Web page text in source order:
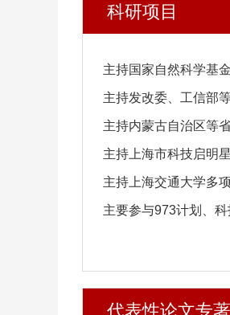
科研项目
主持国家自然科学基
主持发改委、工信部
主持内蒙古自治区等
主持上海市科技启明星
主持上海交通大学多
主要参与973计划、科
代表性论文专著